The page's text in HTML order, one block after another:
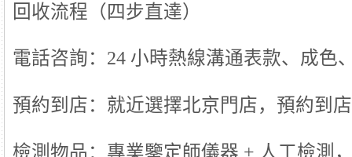
回收流程（四步直達）
電話咨詢：24 小時熱線溝通表款、成色
預約到店：就近選擇北京門店，預約到
檢測物品：專業鑒定師儀器 + 人工檢測